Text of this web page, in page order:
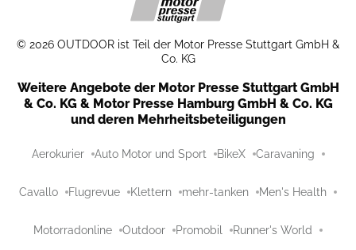
© 2026 OUTDOOR ist Teil der Motor Presse Stuttgart GmbH &
Co. KG
Weitere Angebote der Motor Presse Stuttgart GmbH
& Co. KG & Motor Presse Hamburg GmbH & Co. KG
und deren Mehrheitsbeteiligungen
Aerokurier Auto Motor und Sport BikeX Caravaning
Cavallo Flugrevue Klettern mehr-tanken Men's Health
Motorradonline Outdoor Promobil Runner's World